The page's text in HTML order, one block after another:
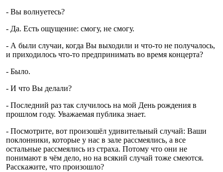
- Вы волнуетесь?
- Да. Есть ощущение: смогу, не смогу.
- А были случаи, когда Вы выходили и что-то не получалось,
и приходилось что-то предпринимать во время концерта?
- Было.
- И что Вы делали?
- Последний раз так случилось на мой День рождения в
прошлом году. Уважаемая публика знает.
- Посмотрите, вот произошёл удивительный случай: Ваши
поклонники, которые у нас в зале рассмеялись, а все
остальные рассмеялись из страха. Потому что они не
понимают в чём дело, но на всякий случай тоже смеются.
Расскажите, что произошло?